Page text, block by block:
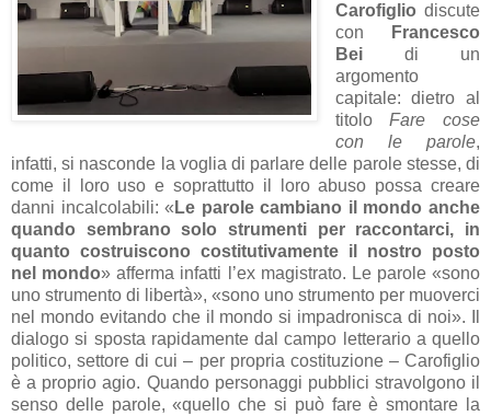
Carofiglio discute
con
Francesco
Bei di un
argomento
capitale: dietro al
titoloFare cose
con le parole,
infatti, si nasconde la voglia di parlare delle parole stesse, di
come il loro uso e soprattutto il loro abuso possa creare
danni incalcolabili: « Le parole cambiano il mondo anche
quando sembrano solo strumenti per raccontarci, in
quanto costruiscono costitutivamente il nostro posto
nel mondo» afferma infatti l’ex magistrato. Le parole «sono
uno strumento di libertà», «sono uno strumento per muoverci
nel mondo evitando che il mondo si impadronisca di noi». Il
dialogo si sposta rapidamente dal campo letterario a quello
politico, settore di cui – per propria costituzione – Carofiglio
è a proprio agio. Quando personaggi pubblici stravolgono il
senso delle parole, «quello che si può fare è smontare la